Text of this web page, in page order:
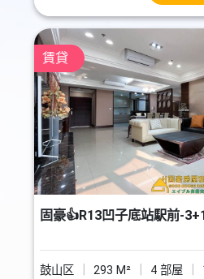
賃貸
固豪👍R13凹子底站駅前-
鼓山区 293 M² 4 部屋